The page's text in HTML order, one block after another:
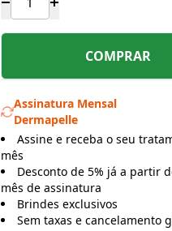
COMPRAR
Assinatura Mensal
Dermapelle
Assine e receba o seu
mês
Desconto de 5% já a partir
mês de assinatura
Brindes exclusivos
Sem taxas e cancelamento